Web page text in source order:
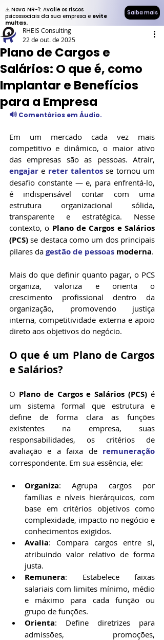
⚠️ Nova NR-1: Avalie os riscos
psicossociais da sua empresa e evite
multas.
Saiba mais
Plano de Cargos e
Salários: O que é, como
Implantar e Benefícios
para a Empresa
RHEIS Consulting
22 de out. de 2025
🔊 Comentários em Áudio.
Em um mercado cada vez mais
competitivo e dinâmico, o maior ativo
engajar e reter talentos se tornou um
desafio constante — e, para enfrentá-lo,
é indispensável contar com uma
estrutura organizacional sólida,
transparente e estratégica. Nesse
contexto, o Plano de Cargos e Salários
(PCS) se destaca como um dos principais
pilares da gestão de pessoas moderna.
Mais do que definir quanto pagar, o PCS
organiza, valoriza e orienta o
crescimento profissional dentro da
organização, promovendo justiça
interna, competitividade externa e apoio
direto aos objetivos do negócio.
O que é um Plano de Cargos
e Salários?
O Plano de Cargos e Salários (PCS) é
um sistema formal que estrutura e
define de forma clara as funções
existentes na empresa, suas
responsabilidades, os critérios de
avaliação e a faixa de remuneração
correspondente. Em sua essência, ele:
Organiza: Agrupa cargos por
famílias e níveis hierárquicos, com
base em critérios objetivos como
complexidade, impacto no negócio e
conhecimentos exigidos.
Avalia: Compara cargos entre si,
atribuindo valor relativo de forma
justa.
Remunera: Estabelece faixas
salariais com limites mínimo, médio
e máximo para cada função ou
grupo de funções.
Orienta: Define diretrizes para
admissões, promoções,